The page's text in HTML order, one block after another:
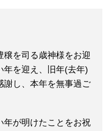
穣を司る歳神様をお迎
年を迎え、旧年(去年)
謝し、本年を無事過ご
年が明けたことをお祝